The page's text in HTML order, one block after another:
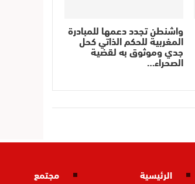
واشنطن تجدد دعمها للمبادرة
المغربية للحكم الذاتي كحل
جدي وموثوق به لقضية
الصحراء…
الرئيسية
مجتمع